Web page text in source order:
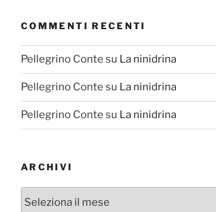
COMMENTI RECENTI
Pellegrino Conte su La ninidrina
Pellegrino Conte su La ninidrina
Pellegrino Conte su La ninidrina
ARCHIVI
Archivi